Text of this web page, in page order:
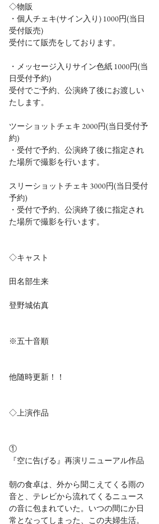
◇物販
・個人チェキ(サイン入り) 1000円(当日
受付販売)
受付にて販売をしております。
・メッセージ入りサイン色紙 1000円(当
日受付予約)
受付でご予約、公演終了後にお渡しい
たします。
ツーショットチェキ 2000円(当日受付予
約)
・受付で予約、公演終了後に指定され
た場所で撮影を行います。
スリーショットチェキ 3000円(当日受付
予約)
・受付で予約、公演終了後に指定され
た場所で撮影を行います。
◇キャスト
田名部生来
登野城佑真
※五十音順
他随時更新！！
◇上演作品
①
『空に告げる』再演リニューアル作品
朝の食卓は、外から聞こえてくる雨の
音と、テレビから流れてくるニュース
の音に包まれていた。いつの間にか日
常となってしまった、この夫婦生活。